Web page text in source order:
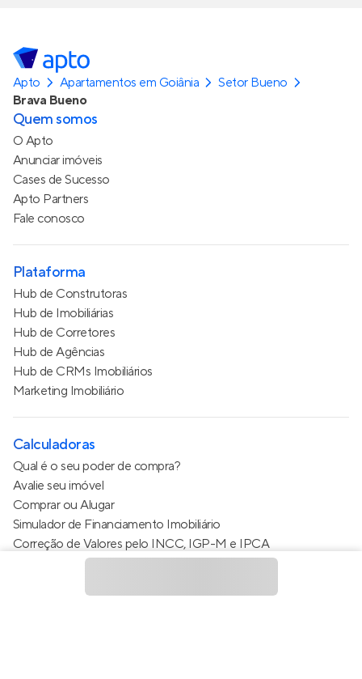
Apto Apartamentos em Goiânia
Setor Bueno
Brava Bueno
Quem somos
O Apto
Anunciar imóveis
Cases de Sucesso
Apto Partners
Fale conosco
Plataforma
Hub de Construtoras
Hub de Imobiliárias
Hub de Corretores
Hub de Agências
Hub de CRMs Imobiliários
Marketing Imobiliário
Calculadoras
Qual é o seu poder de compra?
Avalie seu imóvel
Comprar ou Alugar
Simulador de Financiamento Imobiliário
Correção de Valores pelo INCC, IGP-M e IPCA
Estimativa de valor do condomínio